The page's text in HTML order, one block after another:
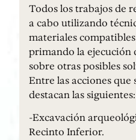
Todos los trabajos de
a cabo utilizando
materiales
primando la ejecución
sobre otras posibles
Entre las acciones que
destacan las siguientes:
-Excavación
Recinto Inferior.